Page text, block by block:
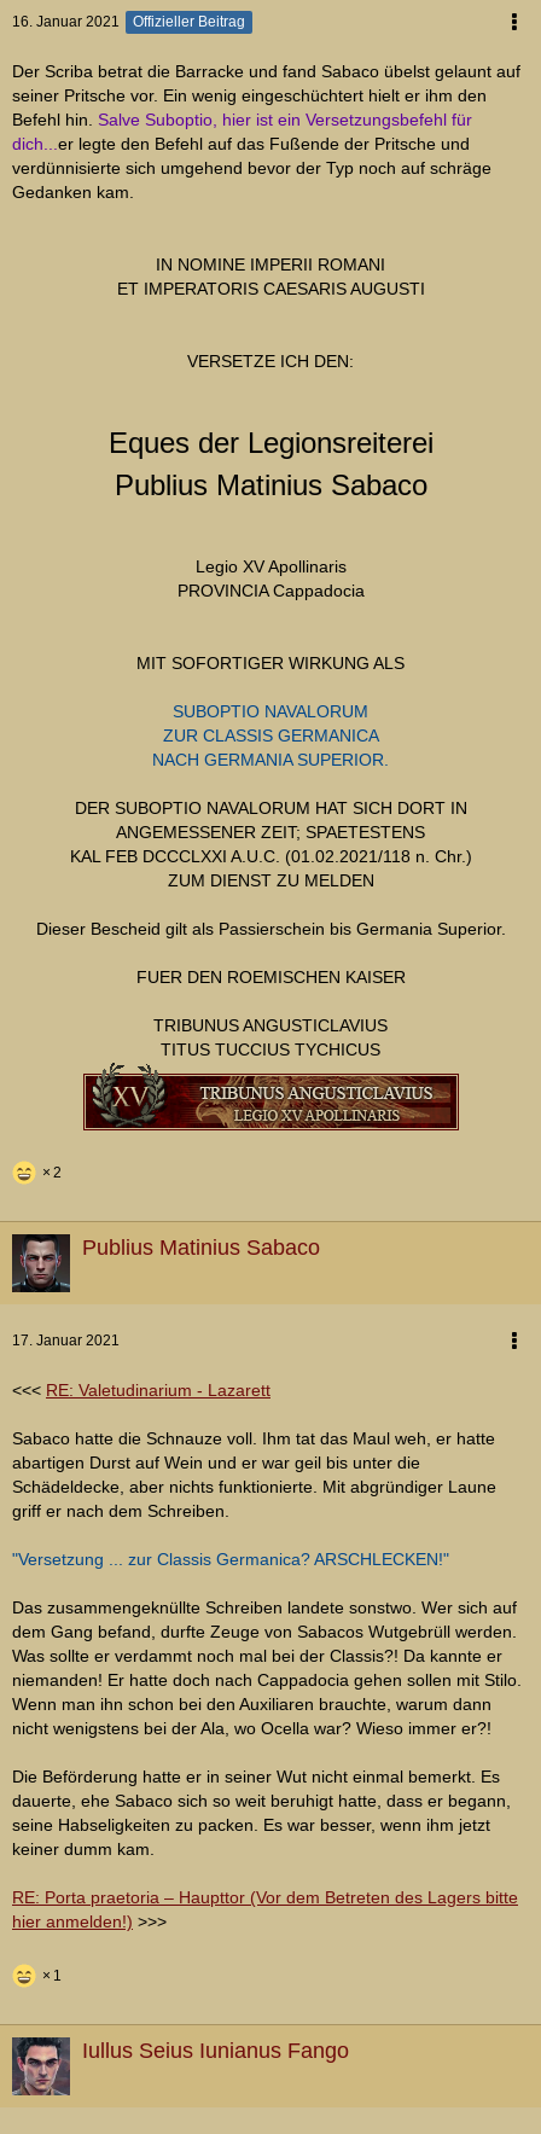
16. Januar 2021 Offizieller Beitrag
Der Scriba betrat die Barracke und fand Sabaco übelst gelaunt auf
seiner Pritsche vor. Ein wenig eingeschüchtert hielt er ihm den
Befehl hin. Salve Suboptio, hier ist ein Versetzungsbefehl für
dich... er legte den Befehl auf das Fußende der Pritsche und
verdünnisierte sich umgehend bevor der Typ noch auf schräge
Gedanken kam.
IN NOMINE IMPERII ROMANI
ET IMPERATORIS CAESARIS AUGUSTI
VERSETZE ICH DEN:
Eques der Legionsreiterei
Publius Matinius Sabaco
Legio XV Apollinaris
PROVINCIA Cappadocia
MIT SOFORTIGER WIRKUNG ALS
SUBOPTIO NAVALORUM
ZUR CLASSIS GERMANICA
NACH GERMANIA SUPERIOR.
DER SUBOPTIO NAVALORUM HAT SICH DORT IN
ANGEMESSENER ZEIT; SPAETESTENS
KAL FEB DCCCLXXI A.U.C. (01.02.2021/118 n. Chr.)
ZUM DIENST ZU MELDEN
Dieser Bescheid gilt als Passierschein bis Germania Superior.
FUER DEN ROEMISCHEN KAISER
TRIBUNUS ANGUSTICLAVIUS
TITUS TUCCIUS TYCHICUS
2
Publius Matinius Sabaco
17. Januar 2021
<<< RE: Valetudinarium - Lazarett
Sabaco hatte die Schnauze voll. Ihm tat das Maul weh, er hatte
abartigen Durst auf Wein und er war geil bis unter die
Schädeldecke, aber nichts funktionierte. Mit abgründiger Laune
griff er nach dem Schreiben.
"Versetzung ... zur Classis Germanica? ARSCHLECKEN!"
Das zusammengeknüllte Schreiben landete sonstwo. Wer sich auf
dem Gang befand, durfte Zeuge von Sabacos Wutgebrüll werden.
Was sollte er verdammt noch mal bei der Classis?! Da kannte er
niemanden! Er hatte doch nach Cappadocia gehen sollen mit Stilo.
Wenn man ihn schon bei den Auxiliaren brauchte, warum dann
nicht wenigstens bei der Ala, wo Ocella war? Wieso immer er?!
Die Beförderung hatte er in seiner Wut nicht einmal bemerkt. Es
dauerte, ehe Sabaco sich so weit beruhigt hatte, dass er begann,
seine Habseligkeiten zu packen. Es war besser, wenn ihm jetzt
keiner dumm kam.
RE: Porta praetoria – Haupttor (Vor dem Betreten des Lagers bitte
hier anmelden!) >>>
1
Iullus Seius Iunianus Fango